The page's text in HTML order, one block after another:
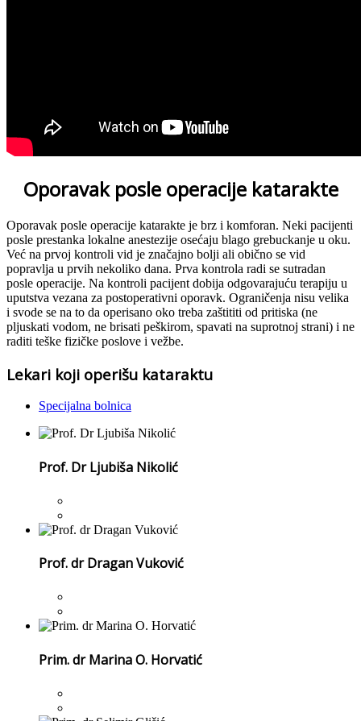
Oporavak posle operacije katarakte
Oporavak posle operacije katarakte je brz i komforan. Neki pacijenti
posle prestanka lokalne anestezije osećaju blago grebuckanje u oku.
Već na prvoj kontroli vid je značajno bolji ali obično se vid
popravlja u prvih nekoliko dana. Prva kontrola radi se sutradan
posle operacije. Na kontroli pacijent dobija odgovarajuću terapiju u
uputstva vezana za postoperativni oporavk. Ograničenja nisu velika
i svode se na to da operisano oko treba zaštititi od pritiska (ne
pljuskati vodom, ne brisati peškirom, spavati na suprotnoj strani) i ne
raditi teške fizičke poslove i vežbe.
Lekari koji operišu kataraktu
Specijalna bolnica
Prof. Dr Ljubiša Nikolić
Prof. dr Dragan Vuković
Prim. dr Marina O. Horvatić